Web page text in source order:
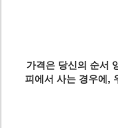
가격은 당신의 순서
피에서 사는 경우에,